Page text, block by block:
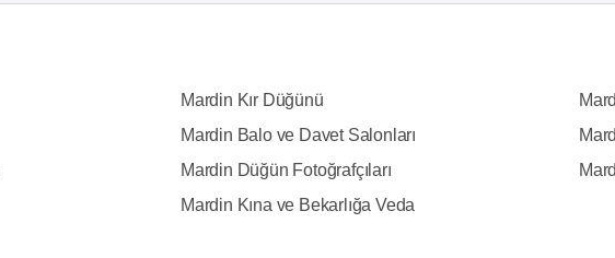
Mardin Kır Düğünü
Mardin Balo ve Davet Salonları
Mardin Düğün Fotoğrafçıları
Mardin Kına ve Bekarlığa Veda